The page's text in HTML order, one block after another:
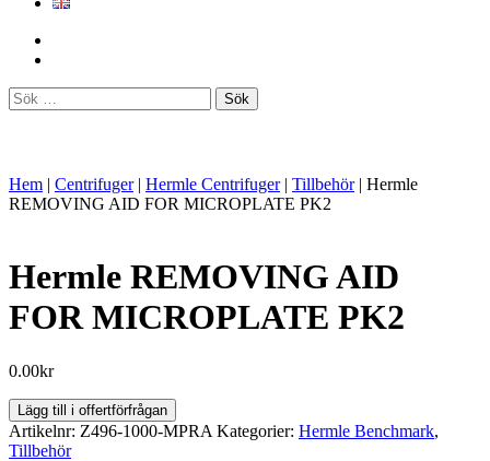
Sök
efter:
Hem | Centrifuger | Hermle Centrifuger | Tillbehör | Hermle
REMOVING AID FOR MICROPLATE PK2
Hermle REMOVING AID
FOR MICROPLATE PK2
0.00kr
Hermle
REMOVING
AID
Lägg till i offertförfrågan
Artikelnr: Z496-1000-MPRA Kategorier: Hermle Benchmark,
Tillbehör